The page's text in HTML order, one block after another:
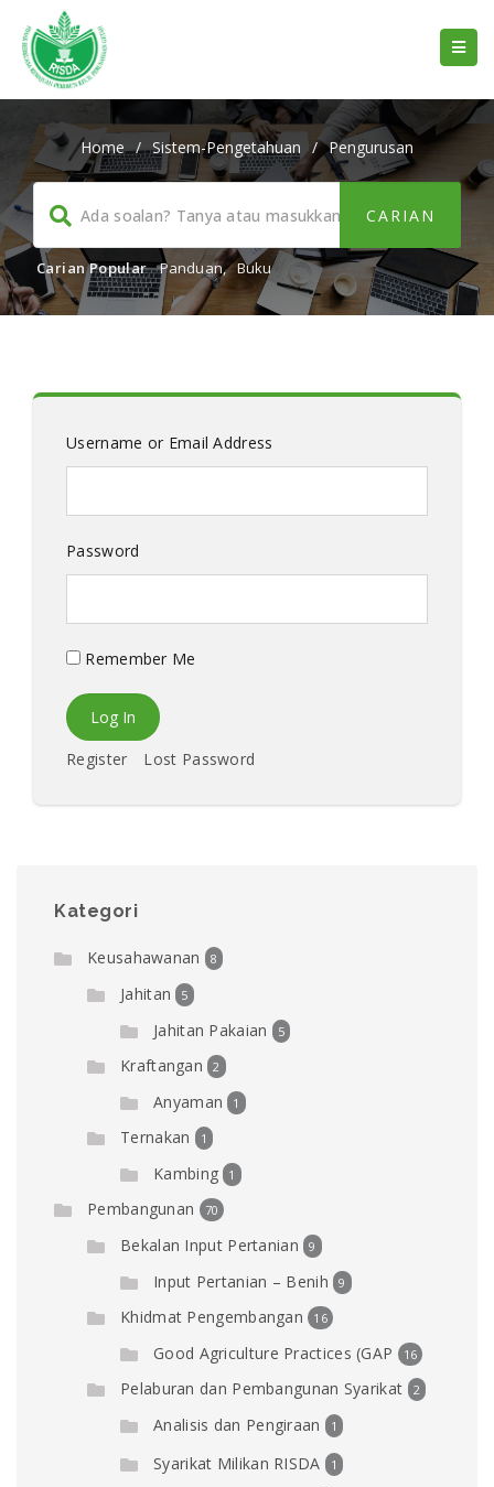
Home / Sistem-Pengetahuan / Pengurusan
Carian Popular Panduan, Buku
Username or Email Address
Password
Remember Me
Register Lost Password
Kategori
Keusahawanan 8
Jahitan 5
Jahitan Pakaian 5
Kraftangan 2
Anyaman 1
Ternakan 1
Kambing 1
Pembangunan 70
Bekalan Input Pertanian 9
Input Pertanian – Benih 9
Khidmat Pengembangan 16
Good Agriculture Practices (GAP 16
Pelaburan dan Pembangunan Syarikat 2
Analisis dan Pengiraan 1
Syarikat Milikan RISDA 1